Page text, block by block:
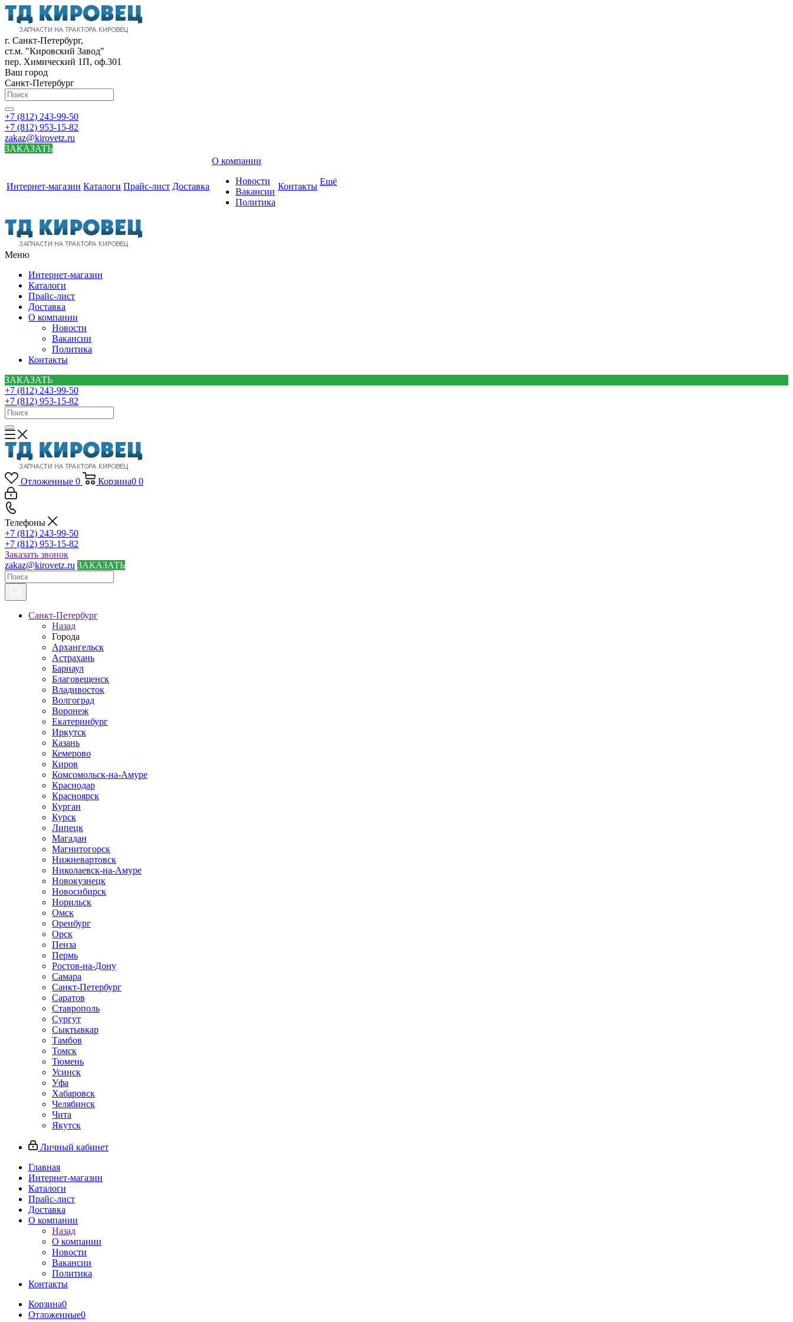
г. Санкт-Петербург,
ст.м. "Кировский Завод"
пер. Химический 1П, оф.301
Ваш город
Санкт-Петербург
+7 (812) 243-99-50
+7 (812) 953-15-82
zakaz@kirovetz.ru
ЗАКАЗАТЬ
Интернет-магазин Каталоги Прайс-лист Доставка
О компании
Новости
Вакансии
Политика
Контакты Ещё
Меню
Интернет-магазин
Каталоги
Прайс-лист
Доставка
О компании
Новости
Вакансии
Политика
Контакты
ЗАКАЗАТЬ
+7 (812) 243-99-50
+7 (812) 953-15-82
Отложенные 0 Корзина0 0
Телефоны
+7 (812) 243-99-50
+7 (812) 953-15-82
Заказать звонок
zakaz@kirovetz.ru ЗАКАЗАТЬ
Санкт-Петербург
Назад
Города
Архангельск
Астрахань
Барнаул
Благовещенск
Владивосток
Волгоград
Воронеж
Екатеринбург
Иркутск
Казань
Кемерово
Киров
Комсомольск-на-Амуре
Краснодар
Красноярск
Курган
Курск
Липецк
Магадан
Магнитогорск
Нижневартовск
Николаевск-на-Амуре
Новокузнецк
Новосибирск
Норильск
Омск
Оренбург
Орск
Пенза
Пермь
Ростов-на-Дону
Самара
Санкт-Петербург
Саратов
Ставрополь
Сургут
Сыктывкар
Тамбов
Томск
Тюмень
Усинск
Уфа
Хабаровск
Челябинск
Чита
Якутск
Личный кабинет
Главная
Интернет-магазин
Каталоги
Прайс-лист
Доставка
О компании
Назад
О компании
Новости
Вакансии
Политика
Контакты
Корзина0
Отложенные0